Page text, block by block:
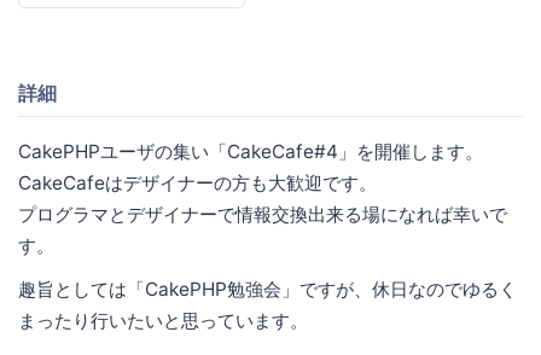
詳細
CakePHPユーザの集い「CakeCafe#4」を開催します。
CakeCafeはデザイナーの方も大歓迎です。
プログラマとデザイナーで情報交換出来る場になれば幸いで
す。
趣旨としては「CakePHP勉強会」ですが、休日なのでゆるく
まったり行いたいと思っています。